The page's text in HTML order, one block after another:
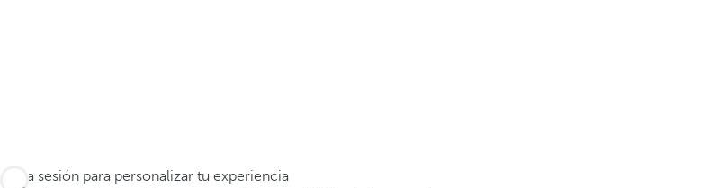
Inicia sesión para personalizar tu experiencia